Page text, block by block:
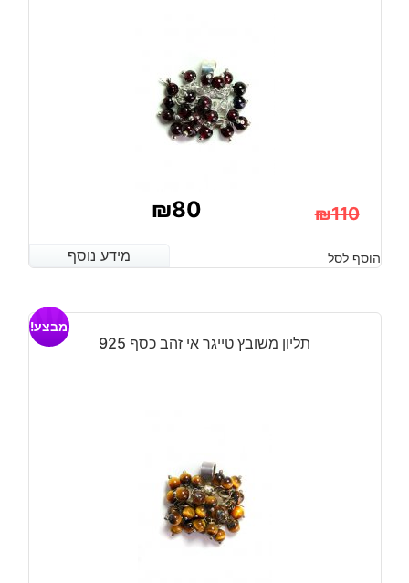
₪110
המקורי
היה:
₪110.
₪80
הנוכחי
הוא:
מידע נוסף הוסף לסל מידע נוסף
תליון משובץ טייגר אי זהב כסף 925
מבצע!